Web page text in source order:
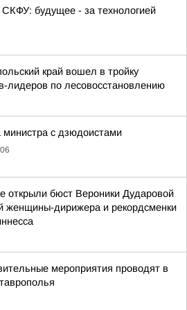
СКФУ: будущее - за технологией
край вошел в тройку
лидеров по лесовосстановлению
министра с дзюдоистами
открыли бюст Вероники Дударовой
женщины-дирижера и рекордсменки
мероприятия проводят в